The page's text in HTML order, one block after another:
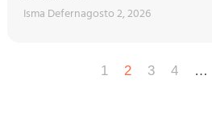
Isma Defernagosto 2, 2026
1 2 3 4 …